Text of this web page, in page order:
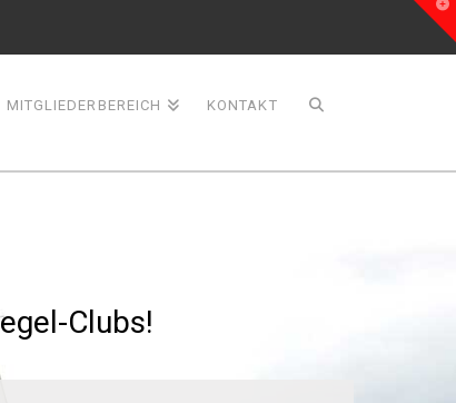
MITGLIEDERBEREICH KONTAKT
Clubs!